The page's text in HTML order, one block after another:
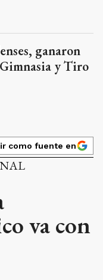
ganaron
y Tiro
como fuente en
va con